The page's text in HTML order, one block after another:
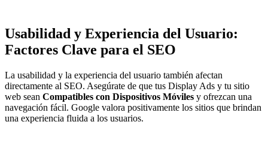
Usabilidad y Experiencia del Usuario:
Factores Clave para el SEO
La usabilidad y la experiencia del usuario también afectan
directamente al SEO. Asegúrate de que tus Display Ads y tu sitio
web sean Compatibles con Dispositivos Móviles y ofrezcan una
navegación fácil. Google valora positivamente los sitios que brindan
una experiencia fluida a los usuarios.